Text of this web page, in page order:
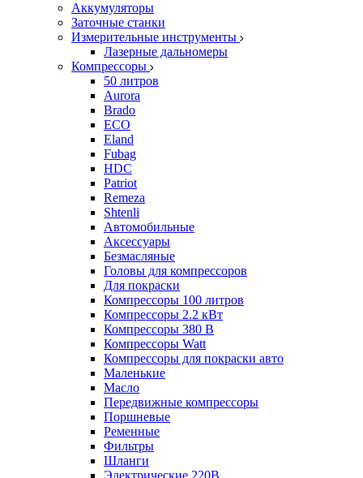
Аккумуляторы
Заточные станки
Измерительные инструменты
Лазерные дальномеры
Компрессоры
50 литров
Aurora
Brado
ECO
Eland
Fubag
HDC
Patriot
Remeza
Shtenli
Автомобильные
Аксессуары
Безмасляные
Головы для компрессоров
Для покраски
Компрессоры 100 литров
Компрессоры 2.2 кВт
Компрессоры 380 В
Компрессоры Watt
Компрессоры для покраски авто
Маленькие
Масло
Передвижные компрессоры
Поршневые
Ременные
Фильтры
Шланги
Электрические 220В